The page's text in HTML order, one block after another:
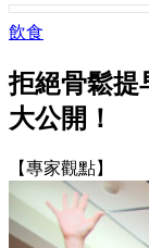
飲食
拒絕骨鬆提
大公開！
【專家觀點】